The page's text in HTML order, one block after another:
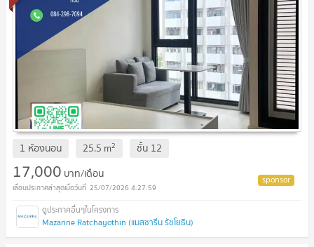
1 ห้องนอน 25.5 m2 ชั้น 12
17,000 บาท/เดือน
25/07/2026 4:27:59
Mazarine Ratchayothin (แมสซารีน รัชโยธิน)